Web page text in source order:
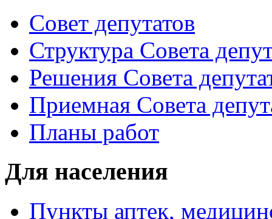
Совет депутатов
Структура Совета
Решения Совета
Приемная Совета
Планы работ
Для населения
Пункты аптек,